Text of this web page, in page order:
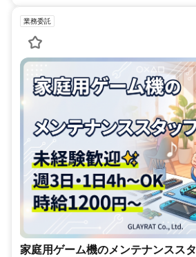
業務委託
家庭用ゲーム機のメンテナンスス